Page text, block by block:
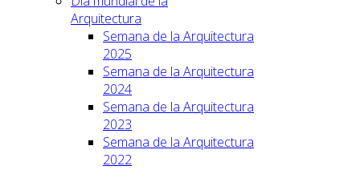
Arquitectura
Semana de la Arquitectura
2025
Semana de la Arquitectura
2024
Semana de la Arquitectura
2023
Semana de la Arquitectura
2022